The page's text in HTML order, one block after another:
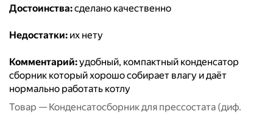
Достоинства:сделано качественно
Недостатки: их нету
Комментарий:удобный, компактный конденсатор
сборник который хорошо собирает влагу и даёт
нормально работать котлу
Товар — Конденсатосборник для прессостата (диф.